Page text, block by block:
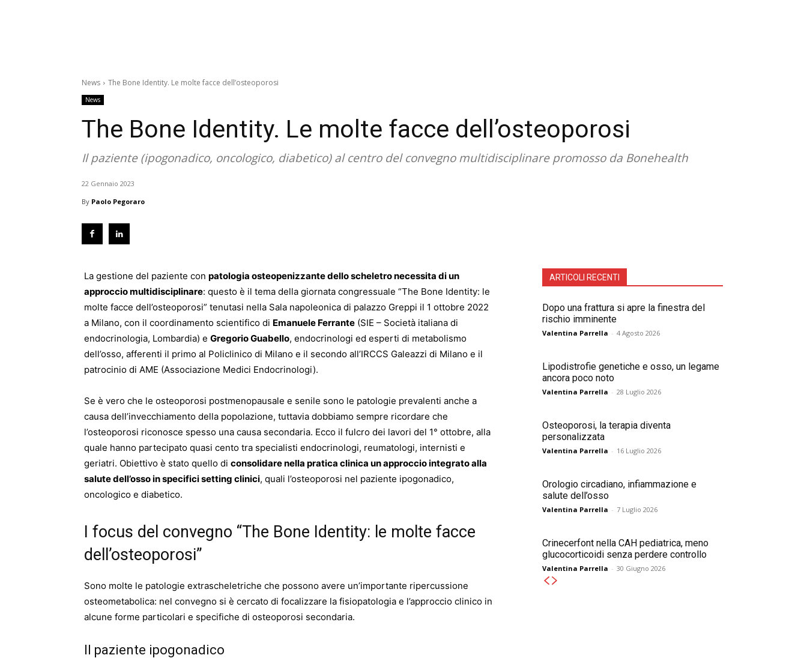
News The Bone Identity. Le molte facce dell’osteoporosi
News
The Bone Identity. Le molte facce dell’osteoporosi
Il paziente (ipogonadico, oncologico, diabetico) al centro del convegno multidisciplinare promosso da Bonehealth
22 Gennaio 2023
By Paolo Pegoraro
La gestione del paziente con patologia osteopenizzante dello scheletro necessita di un
approccio multidisciplinare: questo è il tema della giornata congressuale “The Bone Identity: le
molte facce dell’osteoporosi” tenutasi nella Sala napoleonica di palazzo Greppi il 1 ottobre 2022
a Milano, con il coordinamento scientifico di Emanuele Ferrante (SIE – Società italiana di
endocrinologia, Lombardia) e Gregorio Guabello, endocrinologi ed esperti di metabolismo
dell’osso, afferenti il primo al Policlinico di Milano e il secondo all’IRCCS Galeazzi di Milano e il
patrocinio di AME (Associazione Medici Endocrinologi).
Se è vero che le osteoporosi postmenopausale e senile sono le patologie prevalenti anche a
causa dell’invecchiamento della popolazione, tuttavia dobbiamo sempre ricordare che
l’osteoporosi riconosce spesso una causa secondaria. Ecco il fulcro dei lavori del 1° ottobre, alla
quale hanno partecipato quasi cento tra specialisti endocrinologi, reumatologi, internisti e
geriatri. Obiettivo è stato quello di consolidare nella pratica clinica un approccio integrato alla
salute dell’osso in specifici setting clinici, quali l’osteoporosi nel paziente ipogonadico,
oncologico e diabetico.
I focus del convegno “The Bone Identity: le molte facce
dell’osteoporosi”
Sono molte le patologie extrascheletriche che possono avere un’importante ripercussione
osteometabolica: nel convegno si è cercato di focalizzare la fisiopatologia e l’approccio clinico in
alcune forme particolari e specifiche di osteoporosi secondaria.
Il paziente ipogonadico
ARTICOLI RECENTI
Dopo una frattura si apre la finestra del
rischio imminente
Valentina Parrella - 4 Agosto 2026
Lipodistrofie genetiche e osso, un legame
ancora poco noto
Valentina Parrella - 28 Luglio 2026
Osteoporosi, la terapia diventa
personalizzata
Valentina Parrella - 16 Luglio 2026
Orologio circadiano, infiammazione e
salute dell’osso
Valentina Parrella - 7 Luglio 2026
Crinecerfont nella CAH pediatrica, meno
glucocorticoidi senza perdere controllo
Valentina Parrella - 30 Giugno 2026